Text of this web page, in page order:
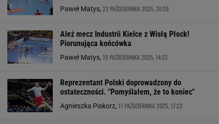
Paweł Matys, 23 PAŹDZIERNIKA 2025, 20:29
Ależ mecz Industrii Kielce z Wisłą Płock!
Piorunująca końcówka
Paweł Matys, 19 PAŹDZIERNIKA 2025, 14:23
Reprezentant Polski doprowadzony do
ostateczności. "Pomyślałem, że to koniec"
Agnieszka Piskorz, 17 PAŹDZIERNIKA 2025, 17:23